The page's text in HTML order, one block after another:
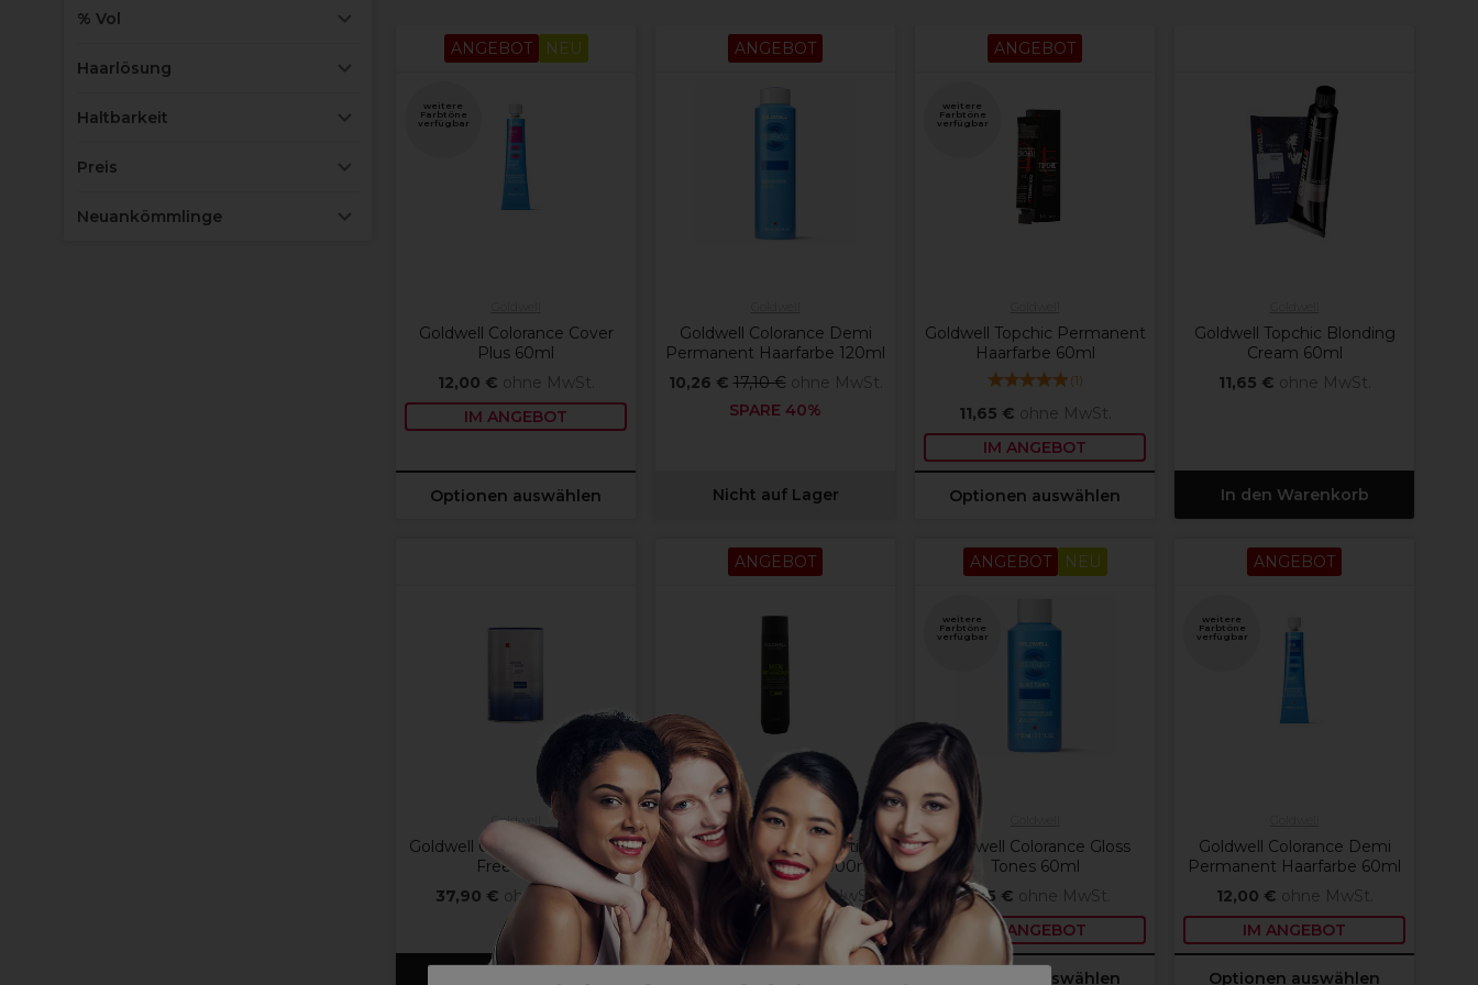
% Vol
Haarlösung
Haltbarkeit
Preis
Neuankömmlinge
ANGEBOT NEU
weitere
Farbtöne
verfügbar
Goldwell Colorance Cover
Plus 60ml
12,00 € ohne MwSt.
IM ANGEBOT
Optionen auswählen
ANGEBOT
Goldwell Colorance Demi
Permanent Haarfarbe 120ml
10,26 € 17,10 € ohne MwSt.
SPARE 40%
Nicht auf Lager
ANGEBOT
weitere
Farbtöne
verfügbar
Goldwell Topchic Permanent
Haarfarbe 60ml
(1)
11,65 € ohne MwSt.
IM ANGEBOT
Optionen auswählen
Goldwell Topchic Blonding
Cream 60ml
11,65 € ohne MwSt.
In den Warenkorb
Goldwell
Goldwell Oxycur Platin Dust
Free 500g
37,90 € ohne MwSt.
ANGEBOT
Goldwell
Goldwell DS Men Anti
Dandruff Shampoo 300ml
5,63 €
9,38 € ohne MwSt.
IM ANGEBOT
ANGEBOT NEU
weitere
Farbtöne
verfügbar
Goldwell Colorance Gloss
Tones 60ml
8,75 € ohne MwSt.
IM ANGEBOT
Optionen auswählen
ANGEBOT
weitere
Farbtöne
verfügbar
Goldwell Colorance Demi
Permanent Haarfarbe 60ml
12,00 € ohne MwSt.
IM ANGEBOT
Optionen auswählen